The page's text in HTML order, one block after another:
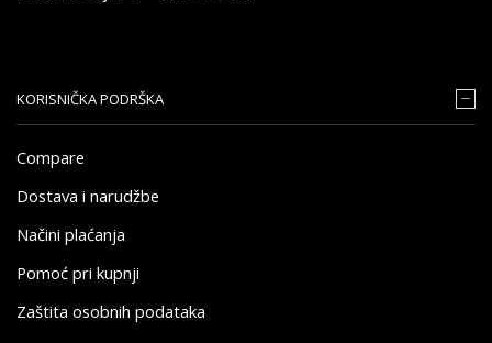
KORISNIČKA PODRŠKA
Compare
Dostava i narudžbe
Načini plaćanja
Pomoć pri kupnji
Zaštita osobnih podataka